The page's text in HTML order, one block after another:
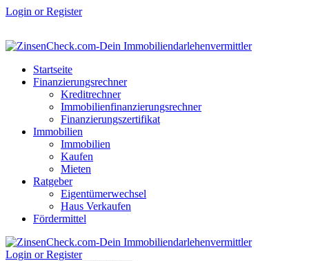
Login or Register
Startseite
Finanzierungsrechner
Kreditrechner
Immobilienfinanzierungsrechner
Finanzierungszertifikat
Immobilien
Immobilien
Kaufen
Mieten
Ratgeber
Eigentümerwechsel
Haus Verkaufen
Fördermittel
Login or Register